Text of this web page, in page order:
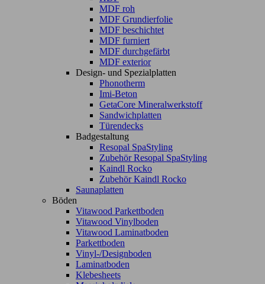
MDF roh
MDF Grundierfolie
MDF beschichtet
MDF furniert
MDF durchgefärbt
MDF exterior
Design- und Spezialplatten
Phonotherm
Imi-Beton
GetaCore Mineralwerkstoff
Sandwichplatten
Türendecks
Badgestaltung
Resopal SpaStyling
Zubehör Resopal SpaStyling
Kaindl Rocko
Zubehör Kaindl Rocko
Saunaplatten
Böden
Vitawood Parkettboden
Vitawood Vinylboden
Vitawood Laminatboden
Parkettboden
Vinyl-/Designboden
Laminatboden
Klebesheets